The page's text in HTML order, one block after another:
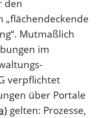
den
Mutmaßlich
im
verpflichtet
über Portale
gelten: Prozesse,